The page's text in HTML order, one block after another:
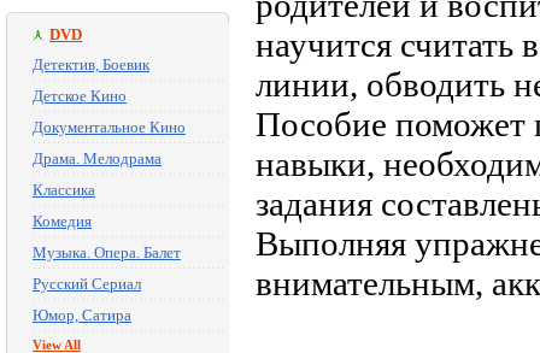
DVD
Детектив, Боевик
Детское Кино
Документальное Кино
Драма. Мелодрама
Классика
Комедия
Музыка. Опера. Балет
Русский Сериал
Юмор, Сатира
View All
научится считать
линии, обводить
Пособие поможет
навыки,
задания
Выполняя
внимательным,